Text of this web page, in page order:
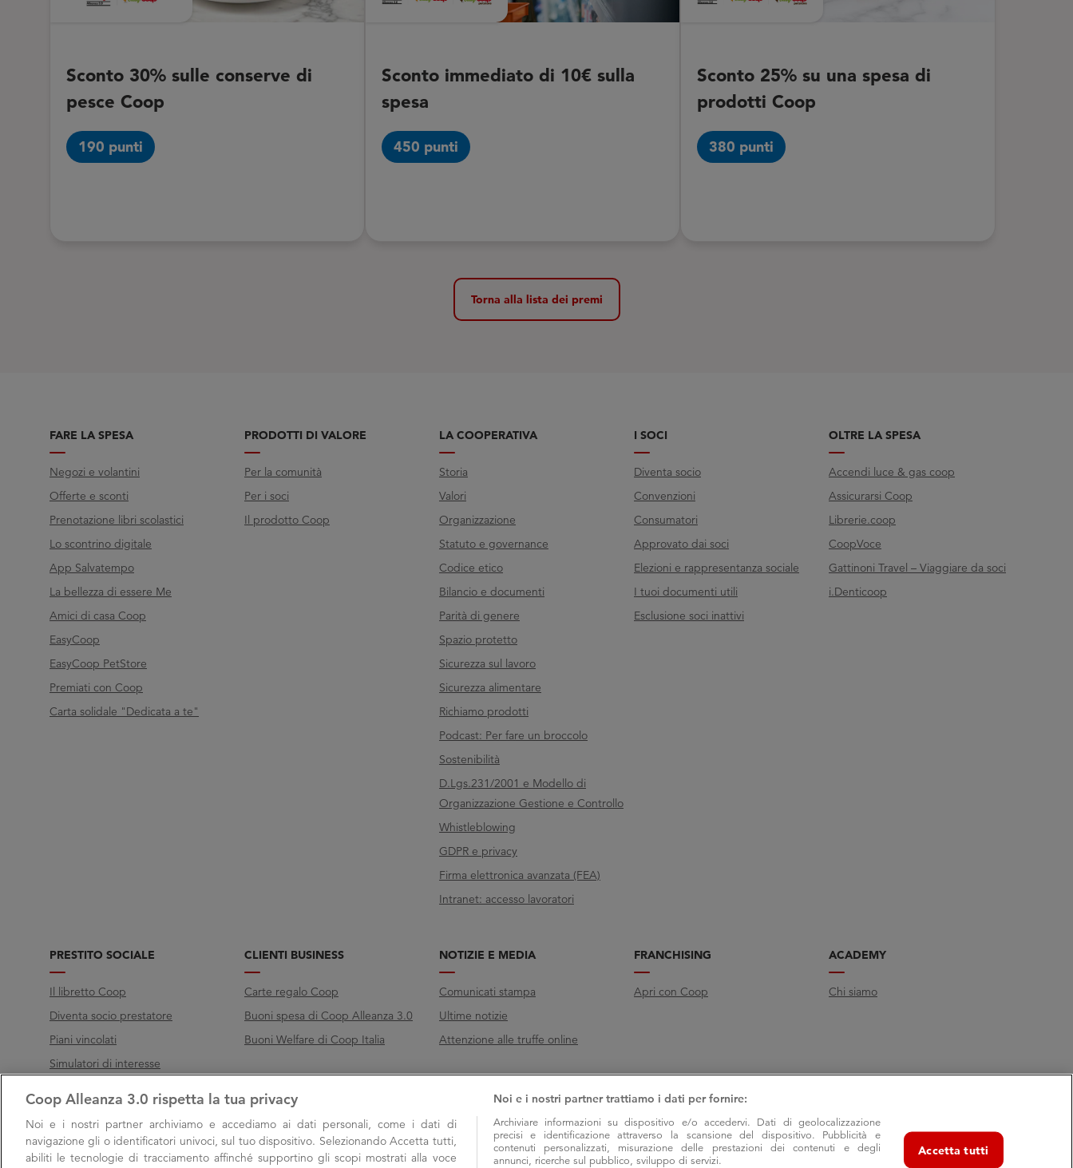
Sconto 30% sulle conserve di
pesce Coop
190 punti
Sconto immediato di 10€ sulla
spesa
450 punti
Sconto 25% su una spesa di
prodotti Coop
380 punti
Torna alla lista dei premi
FARE LA SPESA
Negozi e volantini
Offerte e sconti
Prenotazione libri scolastici
Lo scontrino digitale
App Salvatempo
La bellezza di essere Me
Amici di casa Coop
EasyCoop
EasyCoop PetStore
Premiati con Coop
Carta solidale "Dedicata a te"
PRODOTTI DI VALORE
Per la comunità
Per i soci
Il prodotto Coop
LA COOPERATIVA
Storia
Valori
Organizzazione
Statuto e governance
Codice etico
Bilancio e documenti
Parità di genere
Spazio protetto
Sicurezza sul lavoro
Sicurezza alimentare
Richiamo prodotti
Podcast: Per fare un broccolo
Sostenibilità
D.Lgs.231/2001 e Modello di
Organizzazione Gestione e Controllo
Whistleblowing
GDPR e privacy
Firma elettronica avanzata (FEA)
Intranet: accesso lavoratori
I SOCI
Diventa socio
Convenzioni
Consumatori
Approvato dai soci
Elezioni e rappresentanza sociale
I tuoi documenti utili
Esclusione soci inattivi
OLTRE LA SPESA
Accendi luce & gas coop
Assicurarsi Coop
Librerie.coop
CoopVoce
Gattinoni Travel – Viaggiare da soci
i.Denticoop
PRESTITO SOCIALE
Il libretto Coop
Diventa socio prestatore
Piani vincolati
Simulatori di interesse
CLIENTI BUSINESS
Carte regalo Coop
Buoni spesa di Coop Alleanza 3.0
Buoni Welfare di Coop Italia
NOTIZIE E MEDIA
Comunicati stampa
Ultime notizie
Attenzione alle truffe online
FRANCHISING
Apri con Coop
ACADEMY
Chi siamo
Call800 000 003
Coop Alleanza 3.0 rispetta la tua privacy
Noi e i nostri partner archiviamo e accediamo ai dati personali, come i dati di
navigazione gli o identificatori univoci, sul tuo dispositivo. Selezionando Accetta tutti,
abiliti le tecnologie di tracciamento affinché supportino gli scopi mostrati alla voce
Noi e i nostri partner trattiamo i dati per fornire:
Archiviare informazioni su dispositivo e/o accedervi. Dati di geolocalizzazione
precisi e identificazione attraverso la scansione del dispositivo. Pubblicità e
contenuti personalizzati, misurazione delle prestazioni dei contenuti e degli
annunci, ricerche sul pubblico, sviluppo di servizi.
Accetta tutti